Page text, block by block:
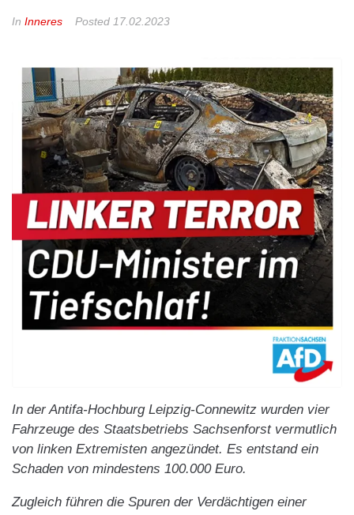
In Inneres Posted 17.02.2023
In der Antifa-Hochburg Leipzig-Connewitz wurden vier
Fahrzeuge des Staatsbetriebs Sachsenforst vermutlich
von linken Extremisten angezündet. Es entstand ein
Schaden von mindestens 100.000 Euro.
Zugleich führen die Spuren der Verdächtigen einer